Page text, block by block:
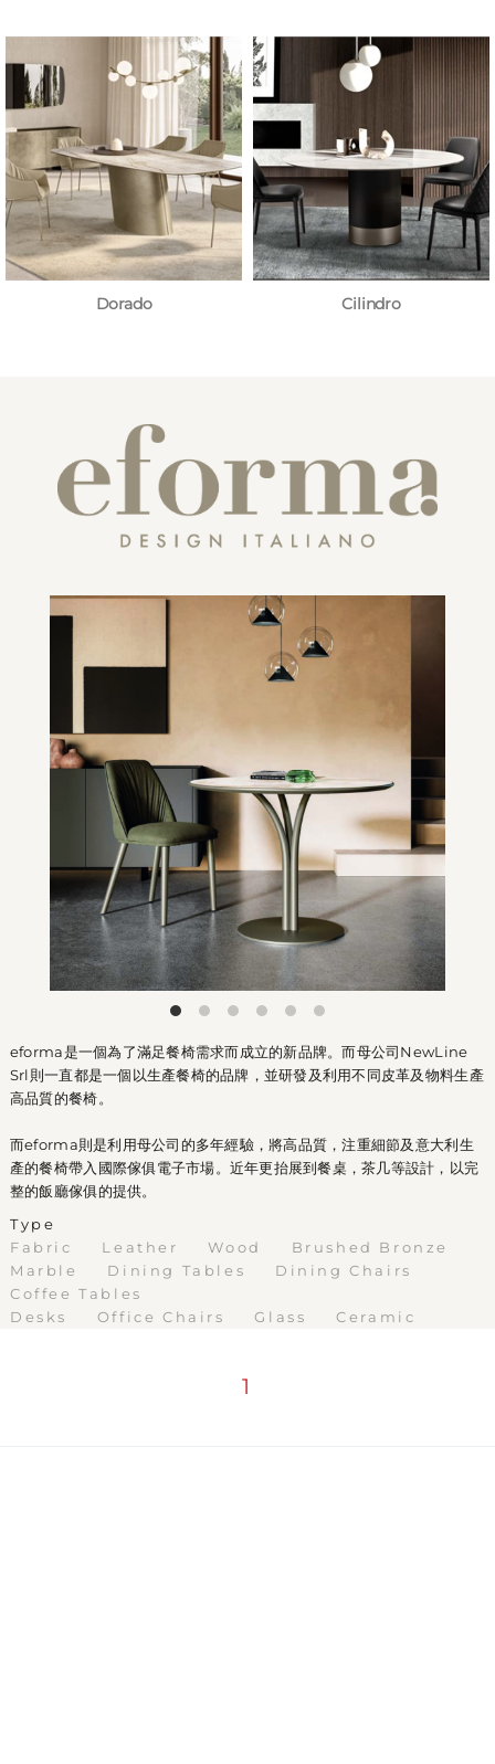
Dorado Cilindro
eforma是一個為了滿足餐椅需求而成立的新品牌。而母公司NewLine
Srl則一直都是一個以生產餐椅的品牌，並研發及利用不同皮革及物料生產
高品質的餐椅。
而eforma則是利用母公司的多年經驗，將高品質，注重細節及意大利生
產的餐椅帶入國際傢俱電子市場。近年更抬展到餐桌，茶几等設計，以完
整的飯廳傢俱的提供。
Type
Fabric
Leather Wood
Brushed Bronze
Marble
Dining Tables
Dining Chairs
Coffee Tables
Desks
Office Chairs Glass Ceramic
1